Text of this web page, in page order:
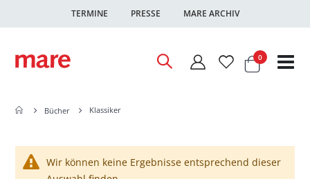
TERMINE PRESSE MARE ARCHIV
Warenkorb
0Artikel
Bücher Klassiker
Wir können keine Ergebnisse entsprechend dieser